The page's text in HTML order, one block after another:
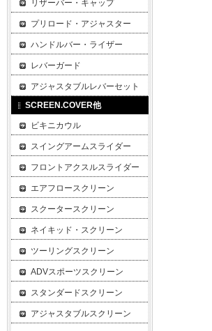
リザーバー・キャップ
プリロード・アジャスター
ハンドルバー・ライザー
レバーガード
アジャスタブルレバーセット
SCREEN.COVER他
ビキニカウル
スイングアームスライダー
フロントアクスルスライダー
エアフロースクリーン
スクータースクリーン
ネイキッド・スクリーン
ツーリングスクリーン
ADVスポーツスクリーン
スタンダードスクリーン
アジャスタブルスクリーン